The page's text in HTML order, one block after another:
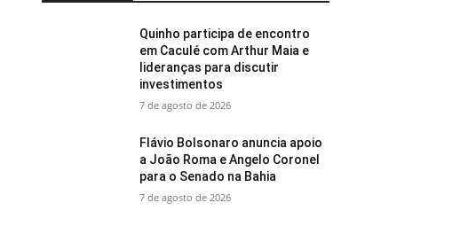
Quinho participa de encontro
em Caculé com Arthur Maia e
lideranças para discutir
investimentos
7 de agosto de 2026
Flávio Bolsonaro anuncia apoio
a João Roma e Angelo Coronel
para o Senado na Bahia
7 de agosto de 2026